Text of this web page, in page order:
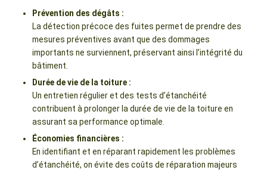
Prévention des dégâts :
La détection précoce des fuites permet de prendre des
mesures préventives avant que des dommages
importants ne surviennent, préservant ainsi l’intégrité du
bâtiment.
Durée de vie de la toiture :
Un entretien régulier et des tests d’étanchéité
contribuent à prolonger la durée de vie de la toiture en
assurant sa performance optimale.
Économies financières :
En identifiant et en réparant rapidement les problèmes
d’étanchéité, on évite des coûts de réparation majeurs